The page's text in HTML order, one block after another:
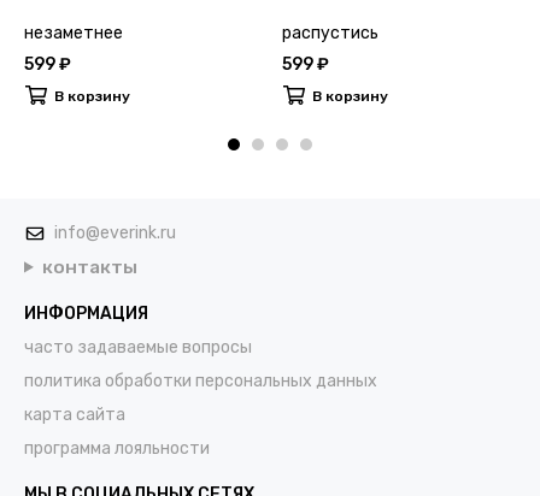
незаметнее
599 ₽
В корзину
распустись
599 ₽
В корзину
info@everink.ru
контакты
ИНФОРМАЦИЯ
часто задаваемые вопросы
политика обработки персональных данных
карта сайта
программа лояльности